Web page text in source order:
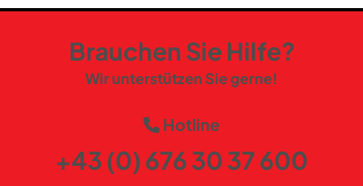
Brauchen Sie Hilfe?
Wir unterstützen Sie gerne!
Hotline
+43 (0) 676 30 37 600